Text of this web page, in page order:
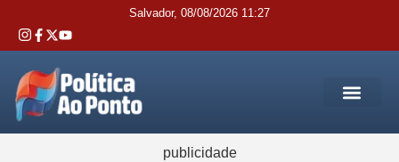
Salvador, 08/08/2026 11:27
publicidade